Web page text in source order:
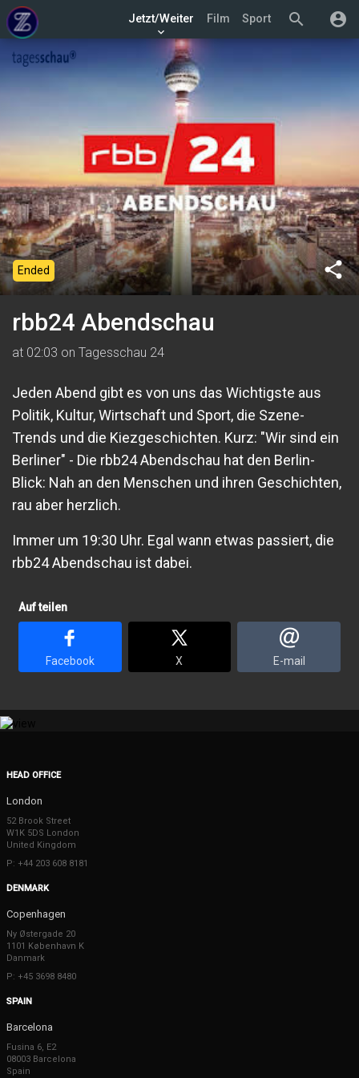
search account_circle
Jetzt/Weiter
keyboard_arrow_down
Film Sport
share
Ended
rbb24 Abendschau
at 02:03 on Tagesschau 24
Jeden Abend gibt es von uns das Wichtigste aus
Politik, Kultur, Wirtschaft und Sport, die Szene-
Trends und die Kiezgeschichten. Kurz: "Wir sind ein
Berliner" - Die rbb24 Abendschau hat den Berlin-
Blick: Nah an den Menschen und ihren Geschichten,
rau aber herzlich.
Immer um 19:30 Uhr. Egal wann etwas passiert, die
rbb24 Abendschau ist dabei.
Auf teilen
Facebook X E-mail
HEAD OFFICE
London
52 Brook Street
W1K 5DS London
United Kingdom
P: +44 203 608 8181
DENMARK
Copenhagen
Ny Østergade 20
1101 København K
Danmark
P: +45 3698 8480
SPAIN
Barcelona
Fusina 6, E2
08003 Barcelona
Spain